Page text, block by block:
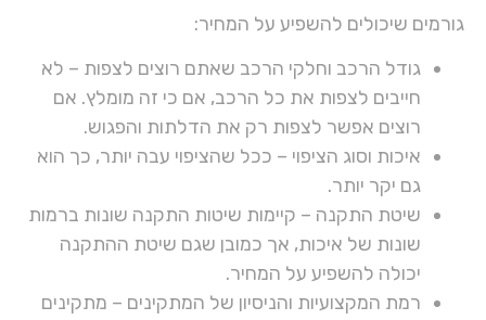
גורמים שיכולים להשפיע על המחיר:
גודל הרכב וחלקי הרכב שאתם רוצים לצפות – לא
חייבים לצפות את כל הרכב, אם כי זה מומלץ. אם
רוצים אפשר לצפות רק את הדלתות והפגוש.
איכות וסוג הציפוי – ככל שהציפוי עבה יותר, כך הוא
גם יקר יותר.
שיטת התקנה – קיימות שיטות התקנה שונות ברמות
שונות של איכות, אך כמובן שגם שיטת ההתקנה
יכולה להשפיע על המחיר.
רמת המקצועיות והניסיון של המתקינים – מתקינים